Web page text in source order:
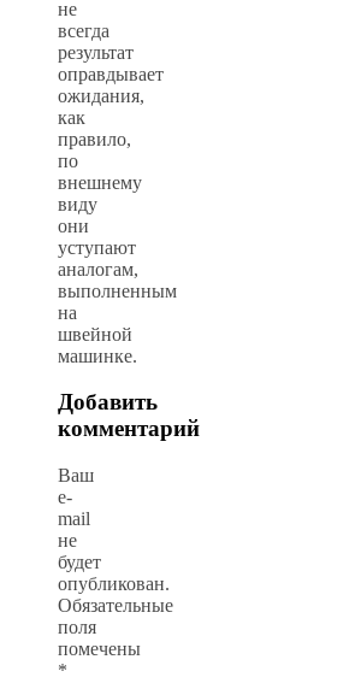
не
всегда
результат
оправдывает
ожидания,
как
правило,
по
внешнему
виду
они
уступают
аналогам,
выполненным
на
швейной
машинке.
Добавить
комментарий
Ваш
e-
mail
не
будет
опубликован.
Обязательные
поля
помечены
*